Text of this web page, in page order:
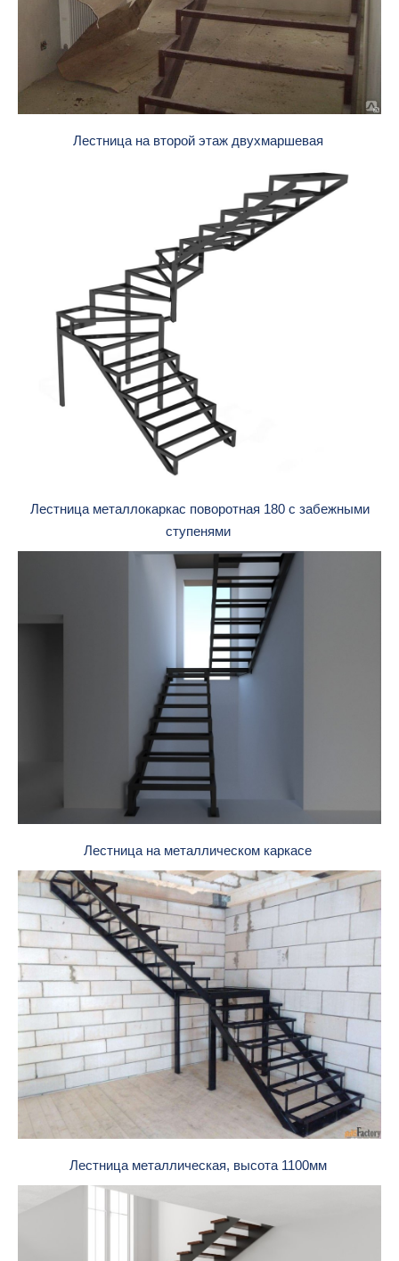
Лестница на второй этаж двухмаршевая
Лестница металлокаркас поворотная 180 с забежными
ступенями
Лестница на металлическом каркасе
Лестница металлическая, высота 1100мм